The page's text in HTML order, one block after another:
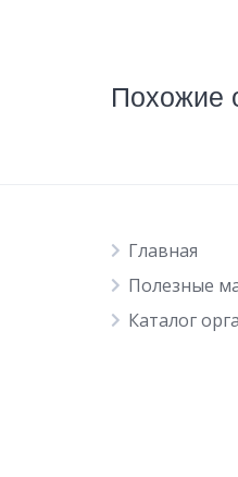
Похожие
Главная
Полезные
Каталог